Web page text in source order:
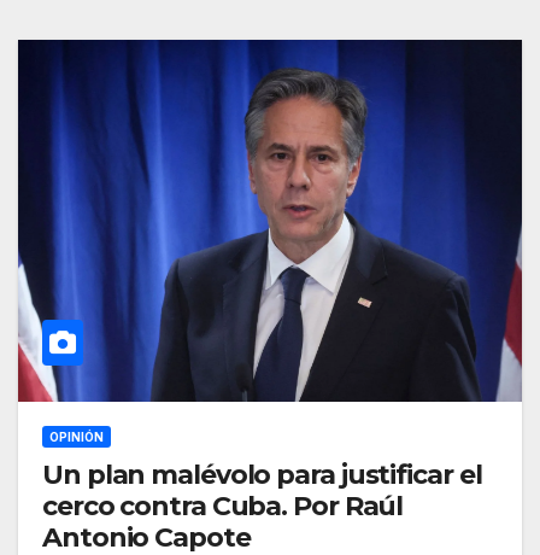
OPINIÓN
Un plan malévolo para justificar el
cerco contra Cuba. Por Raúl
Antonio Capote